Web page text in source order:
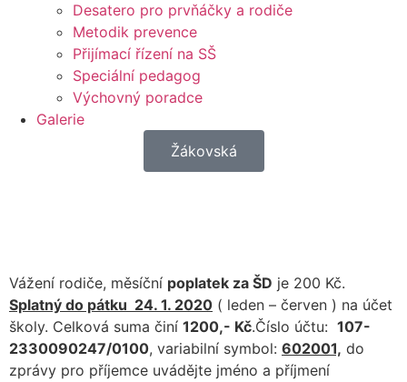
Desatero pro prvňáčky a rodiče
Metodik prevence
Přijímací řízení na SŠ
Speciální pedagog
Výchovný poradce
Galerie
Žákovská
Vážení rodiče, měsíční poplatek za ŠD je 200 Kč.
Splatný do pátku 24. 1. 2020 ( leden – červen ) na účet
školy. Celková suma činí 1200,- Kč.Číslo účtu: 107-
2330090247/0100, variabilní symbol: 602001, do
zprávy pro příjemce uvádějte jméno a příjmení